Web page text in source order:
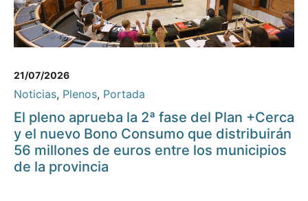
21/07/2026
Noticias, Plenos, Portada
El pleno aprueba la 2ª fase del Plan +Cerca
y el nuevo Bono Consumo que distribuirán
56 millones de euros entre los municipios
de la provincia